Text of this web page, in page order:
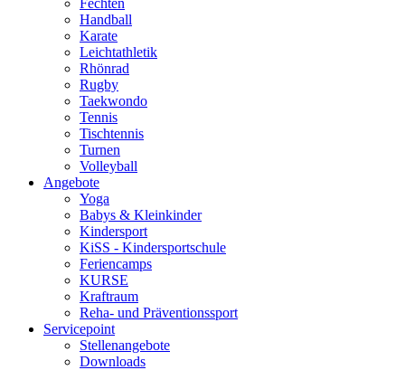
Fechten
Handball
Karate
Leichtathletik
Rhönrad
Rugby
Taekwondo
Tennis
Tischtennis
Turnen
Volleyball
Angebote
Yoga
Babys & Kleinkinder
Kindersport
KiSS - Kindersportschule
Feriencamps
KURSE
Kraftraum
Reha- und Präventionssport
Servicepoint
Stellenangebote
Downloads